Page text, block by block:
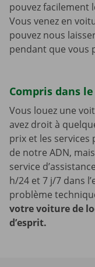
pouvez facilement
Vous venez en
pouvez nous
pendant que vous
Compris dans
Vous louez une
avez droit à
prix et les
de notre ADN,
service
h/24 et 7 j/7 dans
problème
votre voiture de
d’esprit.